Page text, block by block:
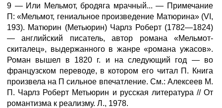
9 — Или Мельмот, бродяга мрачный... — Примечание
П: «Мельмот, гениальное произведение Матюрина» (VI,
193). Матюрин (Метьюрин) Чарлз Роберт (1782—1824)
— английский писатель, автор романа «Мельмот-
скиталец», выдержанного в жанре «романа ужасов».
Роман вышел в 1820 г. и на следующий год — во
французском переводе, в котором его читал П. Книга
произвела на П сильное впечатление. См.: Алексеев М.
П. Чарлз Роберт Метьюрин и русская литература // От
романтизма к реализму. Л., 1978.